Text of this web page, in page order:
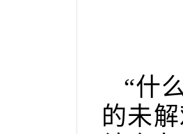
“什
的未